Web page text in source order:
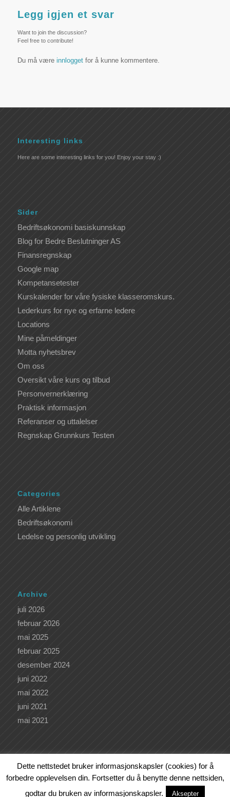
Legg igjen et svar
Want to join the discussion?
Feel free to contribute!
Du må være innloggetfor å kunne kommentere.
Interesting links
Here are some interesting links for you! Enjoy your stay :)
Sider
Bedriftsøkonomi basiskunnskap
Blog for Bedre Beslutninger AS
Finansregnskap
Google map
Kompetansetester
Kurskalender for våre fysiske klasseromskurs.
Lederkurs for nye og erfarne ledere
Locations
Mine påmeldinger
Motta nyhetsbrev
Om oss
Oversikt våre kurs og tilbud
Personvernerklæring
Praktisk informasjon
Referanser og uttalelser
Regnskap Grunnkurs Testen
Categories
Alle Artiklene
Bedriftsøkonomi
Ledelse og personlig utvikling
Archive
juli 2026
februar 2026
mai 2025
februar 2025
desember 2024
juni 2022
mai 2022
juni 2021
mai 2021
Kunde avBjørn Sagstad Webutvikling
VÅRE KURS OG TILBUD
KURSKALENDER
LEDERKURS
Dette nettstedet bruker informasjonskapsler (cookies) for å
forbedre opplevelsen din. Fortsetter du å benytte denne nettsiden,
godtar du bruken av informasjonskapsler.
Aksepter